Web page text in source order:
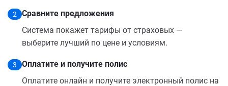
2
Сравните предложения
Система покажет тарифы от страховых —
выберите лучший по цене и условиям.
3
Оплатите и получите полис
Оплатите онлайн и получите электронный полис на